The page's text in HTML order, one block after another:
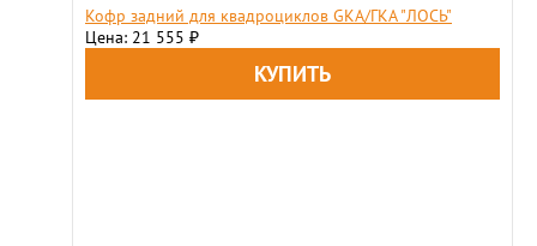
​Кофр задний для квадроциклов GKA/ГКА "ЛОСЬ"
Цена: 21 555 ₽